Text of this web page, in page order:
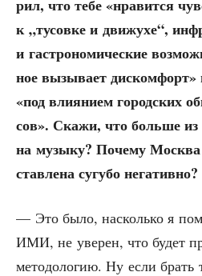
рил, что тебе «нра­вит­ся
к „тусов­ке и дви­жу­хе“,
и гастро­но­ми­че­ские
ное вызы­ва­ет
«под вли­я­ни­ем город­ских
сов». Ска­жи, что боль­ше из
на музы­ку? Поче­му
став­ле­на сугу­бо негативно?
— Это было, насколь­ко я
ИМИ, не уве­рен, что будет
мето­до­ло­гию. Ну если брать